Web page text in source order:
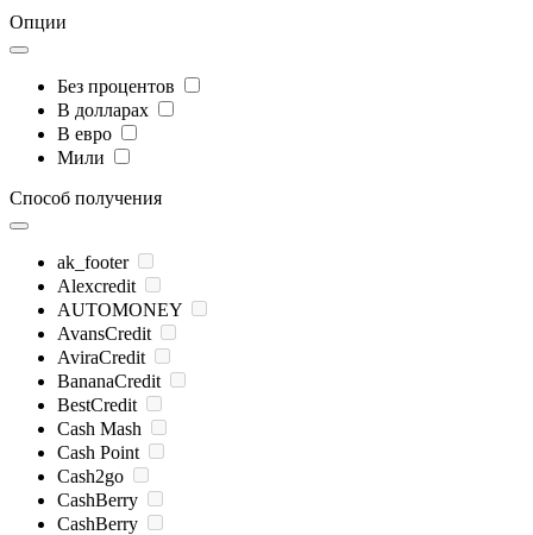
Опции
Без процентов
В долларах
В евро
Мили
Способ получения
ak_footer
Alexcredit
AUTOMONEY
AvansCredit
AviraCredit
BananaCredit
BestCredit
Cash Mash
Cash Point
Cash2go
CashBerry
CashBerry